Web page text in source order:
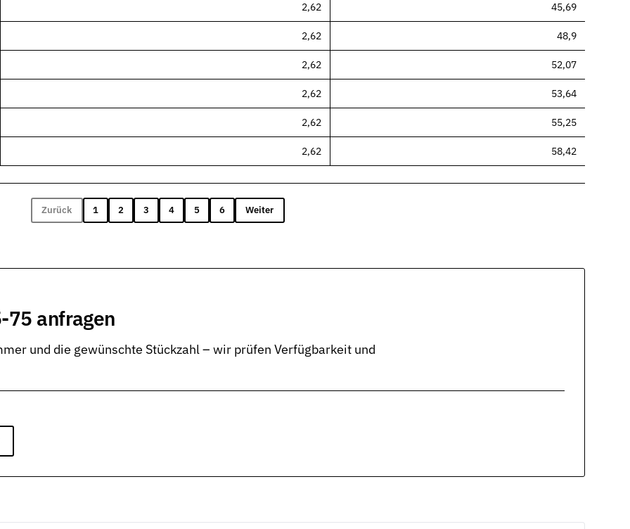
und Werkstoffe
2,62 45,69
2,62 48,9
2,62 52,07
2,62 53,64
2,62 55,25
2,62 58,42
Zurück 1 2 3 4 5 6 Weiter
75 anfragen
und die gewünschte Stückzahl – wir prüfen Verfügbarkeit und